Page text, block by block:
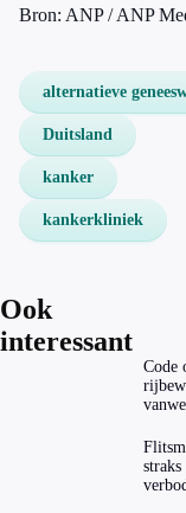
Bron: ANP / ANP
alternatieve
Duitsland
kanker
kankerkliniek
Ook
interessant
Code
Zo
straks